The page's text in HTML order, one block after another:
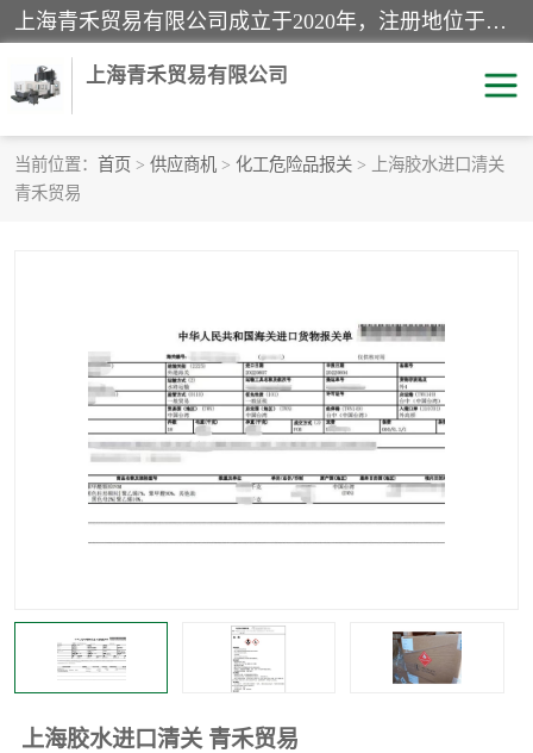
上海青禾贸易有限公司成立于2020年，注册地位于上海市宝山区。经营范围包括：机械设备、五金制品、劳防用品、电子产品、塑胶制品、家具、模具、纺织品、仪器仪表、建筑材料、装饰材料、化工产品、金属制品、机车配件等货物进出口报关、清关服务。
上海青禾贸易有限公司
当前位置： 首页 > 供应商机 > 化工危险品报关 > 上海胶水进口清关
青禾贸易
上海胶水进口清关 青禾贸易
酒类饮料报关
进口杂货清关
家用电器报关 机床进口清关
国际灯具清关